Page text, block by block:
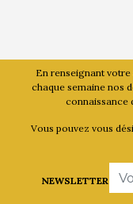
En renseignant
chaque semaine nos
connaissance
Vous pouvez vous
NEWSLETTER